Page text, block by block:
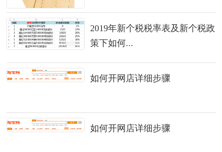
2019年新个税税率表及新个税政
策下如何...
如何开网店详细步骤
如何开网店详细步骤